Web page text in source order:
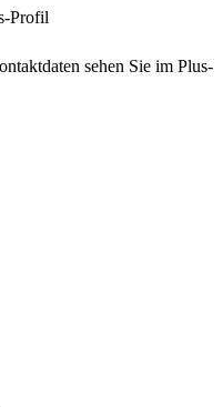
Profil
sehen Sie im Plus-